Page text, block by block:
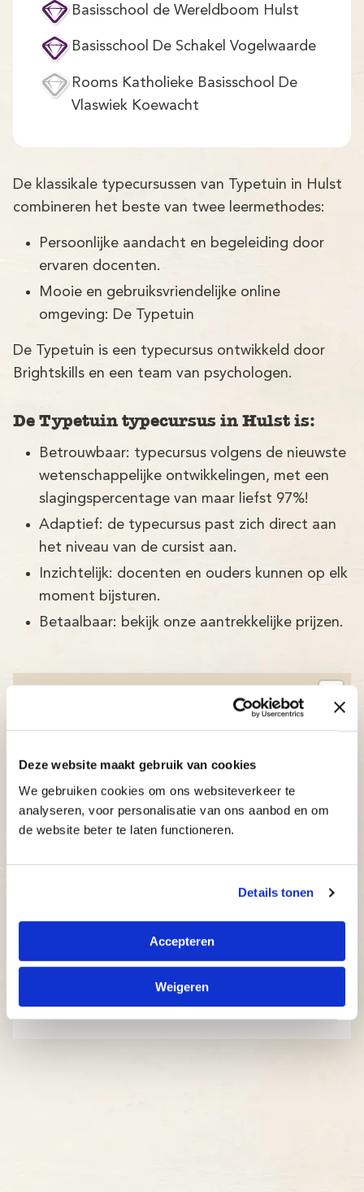
Deze website maakt gebruik van cookies
We gebruiken cookies om ons websiteverkeer te
analyseren, voor personalisatie van ons aanbod en om
de website beter te laten functioneren.
Details tonen
Accepteren
Weigeren
Aanmelden
Basisschool de Wereldboom Hulst
Basisschool De Schakel Vogelwaarde
Rooms Katholieke Basisschool De
Vlaswiek Koewacht
De klassikale typecursussen van Typetuin in Hulst
combineren het beste van twee leermethodes:
Persoonlijke aandacht en begeleiding door
ervaren docenten.
Mooie en gebruiksvriendelijke online
omgeving: De Typetuin
De Typetuin is een typecursus ontwikkeld door
Brightskills en een team van psychologen.
De Typetuin typecursus in Hulst is:
Betrouwbaar: typecursus volgens de nieuwste
wetenschappelijke ontwikkelingen, met een
slagingspercentage van maar liefst 97%!
Adaptief: de typecursus past zich direct aan
het niveau van de cursist aan.
Inzichtelijk: docenten en ouders kunnen op elk
moment bijsturen.
Betaalbaar: bekijk onze aantrekkelijke prijzen.